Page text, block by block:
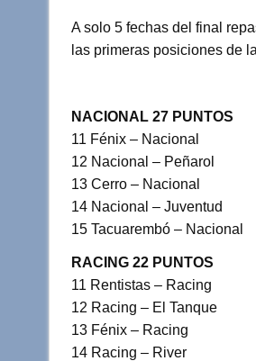
tt
at
p
p
c
o
o
k
m
tir
A solo 5 fechas del final
las primeras posiciones de
NACIONAL 27 PUNTOS
11 Fénix – Nacional
12 Nacional – Peñarol
13 Cerro – Nacional
14 Nacional – Juventud
15 Tacuarembó – Nacional
RACING 22 PUNTOS
11 Rentistas – Racing
12 Racing – El Tanque
13 Fénix – Racing
14 Racing – River